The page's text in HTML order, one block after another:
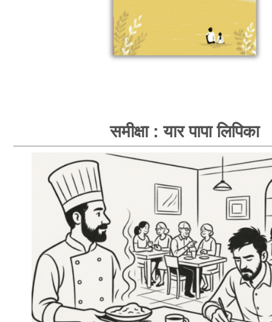
समीक्षा : यार पापा लिपिका